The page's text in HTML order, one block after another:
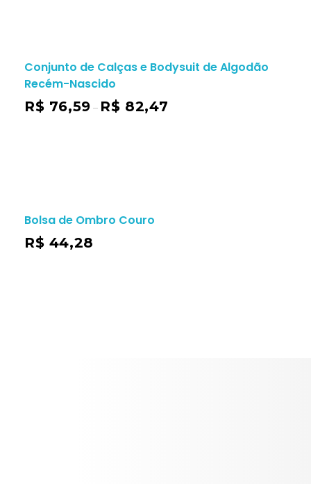
Conjunto de Calças e Bodysuit de Algodão
Recém-Nascido
R$ 76,59 – R$ 82,47
Bolsa de Ombro Couro
R$ 44,28